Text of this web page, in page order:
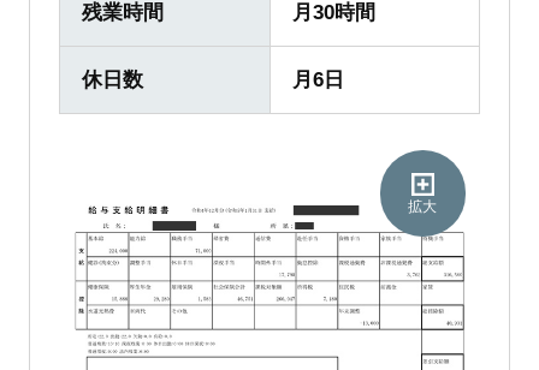
残業時間 月30時間
休日数 月6日
拡大